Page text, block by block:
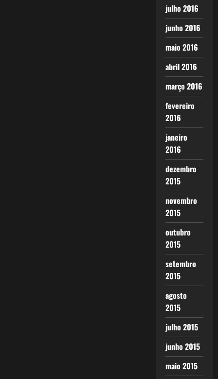
julho 2016
junho 2016
maio 2016
abril 2016
março 2016
fevereiro
2016
janeiro
2016
dezembro
2015
novembro
2015
outubro
2015
setembro
2015
agosto
2015
julho 2015
junho 2015
maio 2015